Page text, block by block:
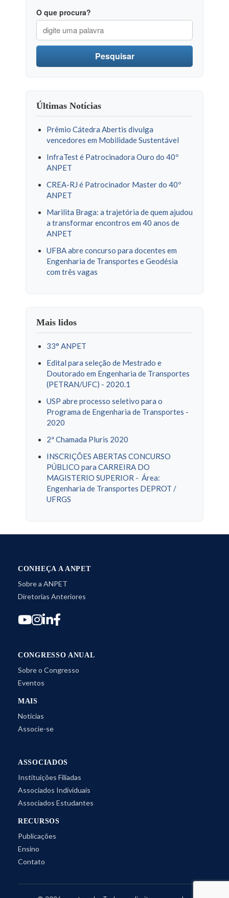
O que procura?
Pesquisar
Últimas Notícias
Prêmio Cátedra Abertis divulga
vencedores em Mobilidade Sustentável
InfraTest é Patrocinadora Ouro do 40º
ANPET
CREA-RJ é Patrocinador Master do 40º
ANPET
Marilita Braga: a trajetória de quem ajudou
a transformar encontros em 40 anos de
ANPET
UFBA abre concurso para docentes em
Engenharia de Transportes e Geodésia
com três vagas
Mais lidos
33° ANPET
Edital para seleção de Mestrado e
Doutorado em Engenharia de Transportes
(PETRAN/UFC) - 2020.1
USP abre processo seletivo para o
Programa de Engenharia de Transportes -
2020
2ª Chamada Pluris 2020
INSCRIÇÕES ABERTAS CONCURSO
PÚBLICO para CARREIRA DO
MAGISTERIO SUPERIOR - Área:
Engenharia de Transportes DEPROT /
UFRGS
CONHEÇA A ANPET
Sobre a ANPET
Diretorias Anteriores
CONGRESSO ANUAL
Sobre o Congresso
Eventos
MAIS
Notícias
Associe-se
ASSOCIADOS
Instituições Filiadas
Associados Individuais
Associados Estudantes
RECURSOS
Publicações
Ensino
Contato